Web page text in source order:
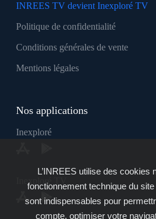
INREES TV devient Inexploré TV
Politique de confidentialité
Conditions générales de vente
Mentions légales
Nos applications
Inexploré
Inexploré TV
L’INREES utilise des cookies
fonctionnement technique du
sont indispensables pour
compte, optimiser votre